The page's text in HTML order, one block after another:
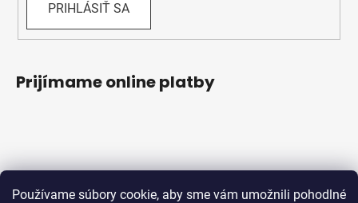
Používame súbory cookie, aby sme vám umožnili pohodlné
PRIHLÁSIŤ SA
Prijímame online platby